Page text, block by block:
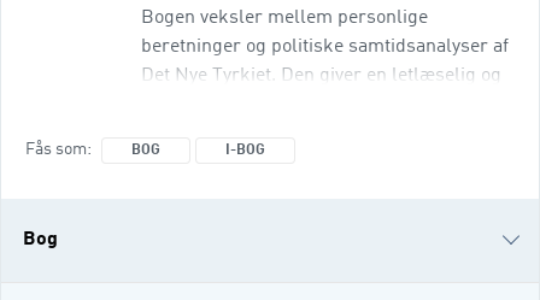
Bogen veksler mellem personlige
beretninger og politiske samtidsanalyser af
Det Nye Tyrkiet. Den giver en letlæselig og
Fås som BOG I-BOG
Bog